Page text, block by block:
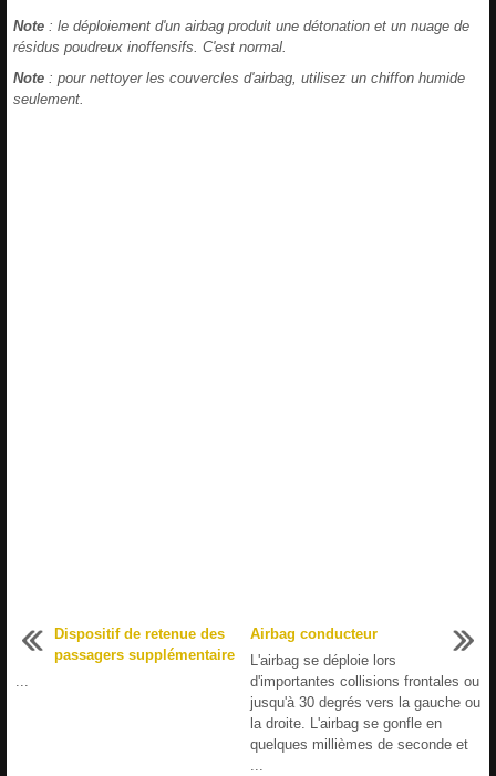
Note : le déploiement d'un airbag produit une détonation et un nuage de
résidus poudreux inoffensifs. C'est normal.
Note : pour nettoyer les couvercles d'airbag, utilisez un chiffon humide
seulement.
Dispositif de retenue des
passagers supplémentaire
Airbag conducteur
L'airbag se déploie lors
d'importantes collisions frontales ou
jusqu'à 30 degrés vers la gauche ou
la droite. L'airbag se gonfle en
quelques millièmes de seconde et